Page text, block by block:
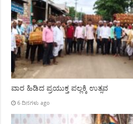
ವಾರ ಹಿಡಿದ ಪ್ರಯುಕ್ತ ಪಲ್ಲಕ್ಕಿ ಉತ್ಸವ
6 ದಿನಗಳು ago